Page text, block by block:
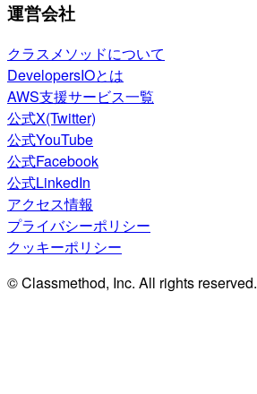
運営会社
クラスメソッドについて
DevelopersIOとは
AWS支援サービス一覧
公式X(Twitter)
公式YouTube
公式Facebook
公式LinkedIn
アクセス情報
プライバシーポリシー
クッキーポリシー
© Classmethod, Inc. All rights reserved.